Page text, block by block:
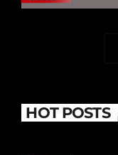
HOT POSTS